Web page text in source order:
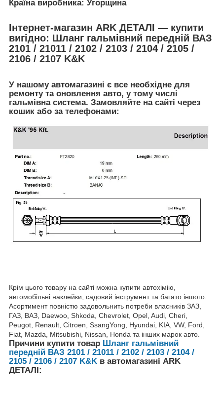
Країна виробника: Угорщина
Інтернет-магазин ARK ДЕТАЛІ — купити
вигідно: Шланг гальмівний передній ВАЗ
2101 / 21011 / 2102 / 2103 / 2104 / 2105 /
2106 / 2107 K&K
У нашому автомагазині є все необхідне для
ремонту та оновлення авто, у тому числі
гальмівна система. Замовляйте на сайті через
кошик або за телефонами:
Крім цього товару на сайті можна купити автохімію,
автомобільні наклейки, садовий інструмент та багато іншого.
Асортимент повністю задовольнить потреби власників ЗАЗ,
ГАЗ, ВАЗ, Daewoo, Shkoda, Chevrolet, Opel, Audi, Cheri,
Peugot, Renault, Citroen, SsangYong, Hyundai, KIA, VW, Ford,
Fiat, Mazda, Mitsubishi, Nissan, Honda та інших марок авто.
Причини купити товар Шланг гальмівний
передній ВАЗ 2101 / 21011 / 2102 / 2103 / 2104 /
2105 / 2106 / 2107 K&K в автомагазині ARK
ДЕТАЛІ: